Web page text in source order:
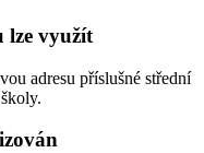
lze využít
adresu příslušné střední